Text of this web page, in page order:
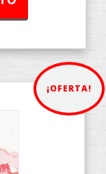
¡OFERTA!